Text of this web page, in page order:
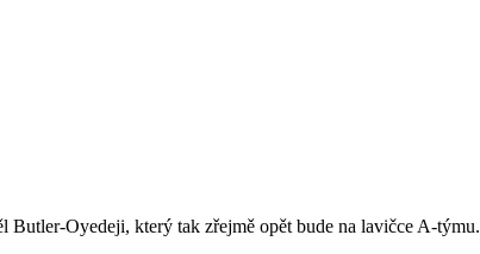
Butler-Oyedeji, který tak zřejmě opět bude na lavičce A-týmu.